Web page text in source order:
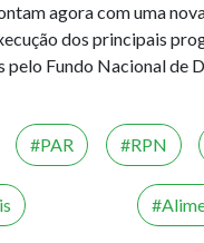
agora com uma
dos principais
pelo Fundo Nacional de
PAR RPN